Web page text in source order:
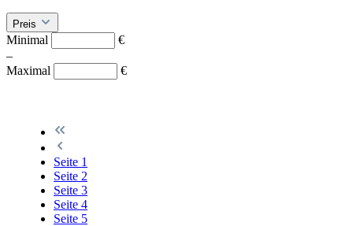
Preis
Minimal
€
–
Maximal
€
Seite 1
Seite 2
Seite 3
Seite 4
Seite 5